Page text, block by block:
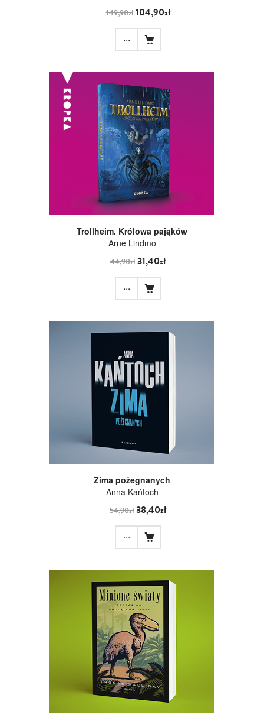
149,90zł104,90zł
...
Trollheim. Królowa pająków
Arne Lindmo
44,90zł31,40zł
...
Zima pożegnanych
Anna Kańtoch
54,90zł38,40zł
...